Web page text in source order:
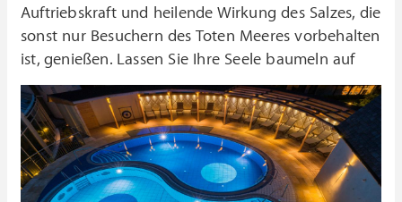
Auftriebskraft und heilende Wirkung des Salzes, die
sonst nur Besuchern des Toten Meeres vorbehalten
ist, genießen. Lassen Sie Ihre Seele baumeln auf